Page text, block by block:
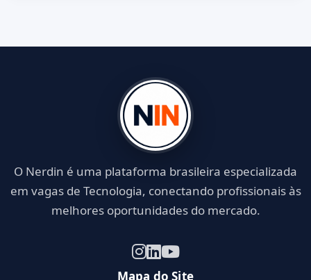
O Nerdin é uma plataforma brasileira especializada
em vagas de Tecnologia, conectando profissionais às
melhores oportunidades do mercado.
Mapa do Site